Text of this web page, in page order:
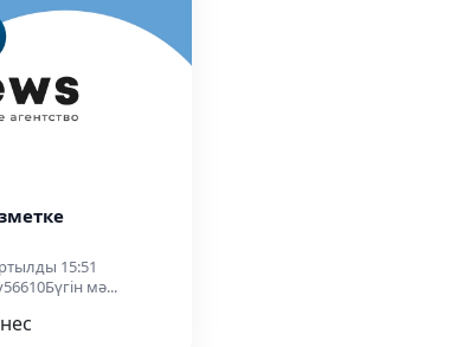
15:51
мә...